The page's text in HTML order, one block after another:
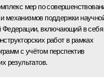
мер по
механизмов поддержки
Федерации, включающий в себя
работ в рамках
с учётом перспектив
результатов.